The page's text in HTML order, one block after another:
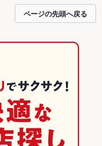
える簡単便利なネット予約
も、会社の宴会にも、デー
ルメをご利用ください。
ページの先頭へ戻る